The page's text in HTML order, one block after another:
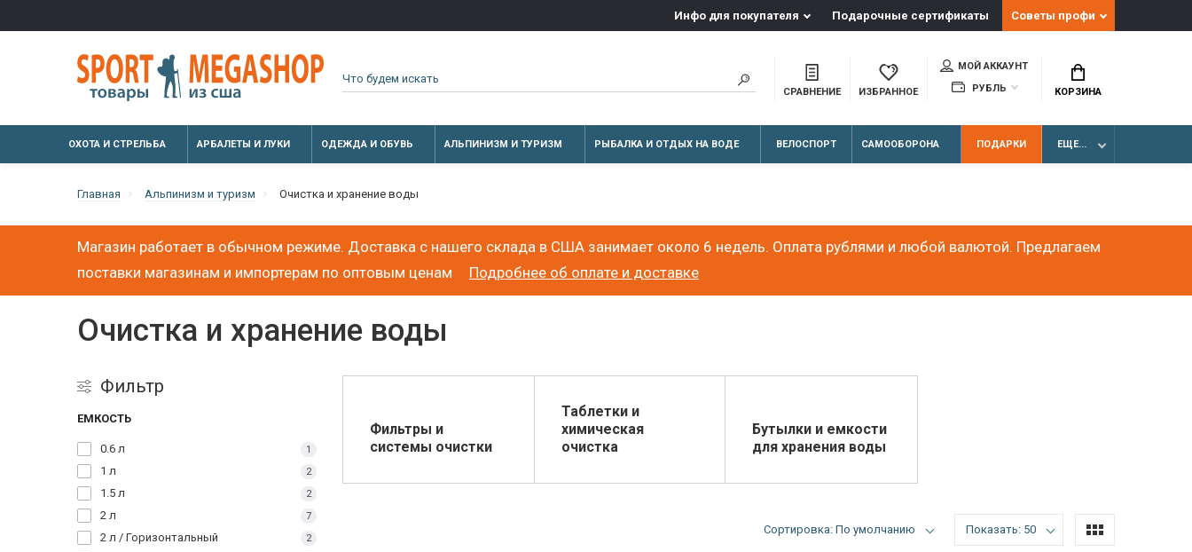
Инфо для покупателя Подарочные сертификаты Советы профи
СРАВНЕНИЕ ИЗБРАННОЕ
МОЙ АККАУНТ
РУБЛЬ
КОРЗИНА
ОХОТА И СТРЕЛЬБА АРБАЛЕТЫ И ЛУКИ ОДЕЖДА И ОБУВЬ АЛЬПИНИЗМ И ТУРИЗМ РЫБАЛКА И ОТДЫХ НА ВОДЕ ВЕЛОСПОРТ САМООБОРОНА ПОДАРКИ ЕЩЕ...
Главная Альпинизм и туризм Очистка и хранение воды
Магазин работает в обычном режиме. Доставка с нашего склада в США занимает около 6 недель. Оплата рублями и любой валютой. Предлагаем
поставки магазинам и импортерам по оптовым ценам
Подробнее об оплате и доставке
Очистка и хранение воды
Фильтр
ЕМКОСТЬ
0.6 л 1
1 л 2
1.5 л 2
2 л 7
2 л / Горизонтальный 2
Фильтры и
системы очистки
Таблетки и
химическая
очистка
Бутылки и емкости
для хранения воды
Сортировка: По умолчанию Показать: 50